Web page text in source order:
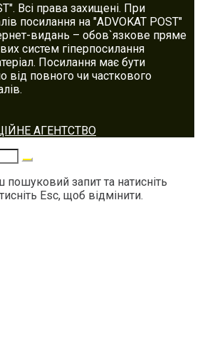
Всі права захищені. При
посилання на "ADVOKAT POST"
видань – обов`язкове пряме
систем гіперпосилання
Посилання має бути
від повного чи часткового
АГЕНТСТВО
пошуковий запит та натисніть
Esc, щоб відмінити.